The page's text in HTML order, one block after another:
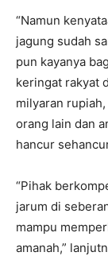
“Namun
jagung sudah
pun kayanya
keringat rakyat
milyaran
orang lain dan
hancur
“Pihak
jarum di
mampu
amanah,”